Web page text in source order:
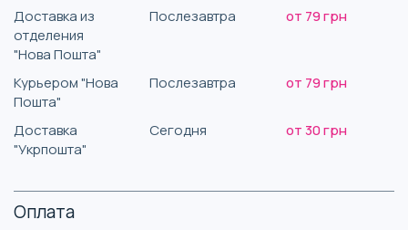
Доставка из
отделения
"Нова Пошта"
Послезавтра от 79 грн
Курьером "Нова
Пошта"
Послезавтра от 79 грн
Доставка
"Укрпошта"
Сегодня от 30 грн
Оплата